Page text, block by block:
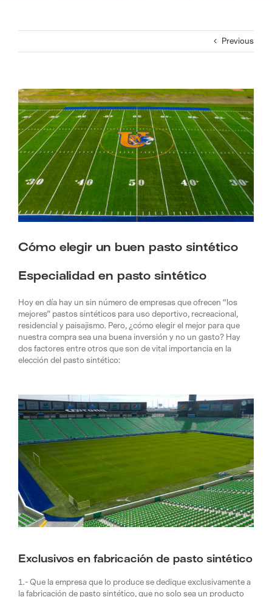
Previous
View
Larger
Image
Cómo elegir un buen pasto sintético
Especialidad en pasto sintético
Hoy en día hay un sin número de empresas que ofrecen “los
mejores” pastos sintéticos para uso deportivo, recreacional,
residencial y paisajismo. Pero, ¿cómo elegir el mejor para que
nuestra compra sea una buena inversión y no un gasto? Hay
dos factores entre otros que son de vital importancia en la
elección del pasto sintético:
Exclusivos en fabricación de pasto sintético
1.- Que la empresa que lo produce se dedique exclusivamente a
la fabricación de pasto sintético, que no solo sea un producto